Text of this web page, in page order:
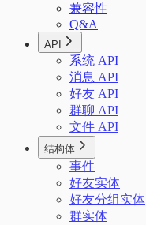
兼容性
Q&A
API
系统 API
消息 API
好友 API
群聊 API
文件 API
结构体
事件
好友实体
好友分组实体
群实体